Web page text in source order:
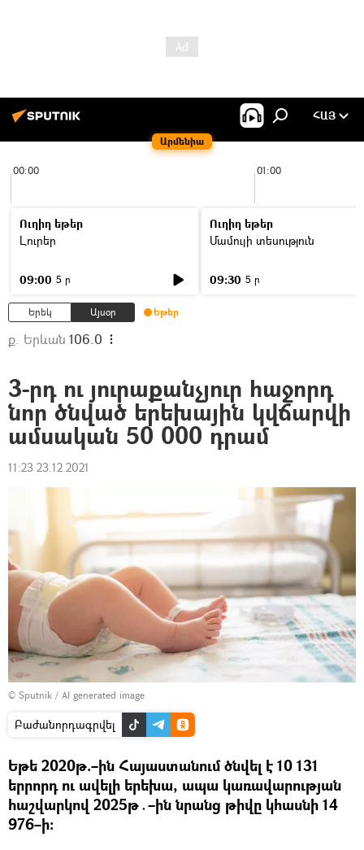
Արմենիա
ՀԱՅ
00:00 01:00
Ուղիղ եթեր
Լուրեր
09:00 5 ր
Ուղիղ եթեր
Մամուլի տեսություն
09:30 5 ր
Երեկ Այսօր Եթեր
ք. Երևան 106.0
3-րդ ու յուրաքանչյուր հաջորդ
նոր ծնված երեխային կվճարվի
ամսական 50 000 դրամ
11:23 23.12.2021
© Sputnik / AI generated image
Բաժանորդագրվել
Եթե 2020թ.–ին Հայաստանում ծնվել է 10 131
երրորդ ու ավելի երեխա, ապա կառավարության
հաշվարկով 2025թ․–ին նրանց թիվը կհասնի 14
976–ի։